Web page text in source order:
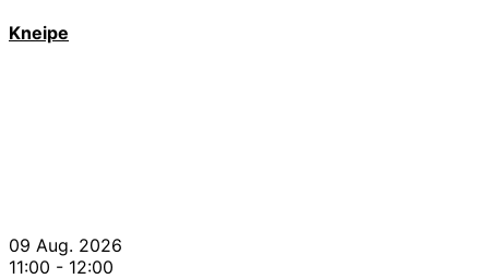
Kneipe
09 Aug. 2026
11:00 - 12:00